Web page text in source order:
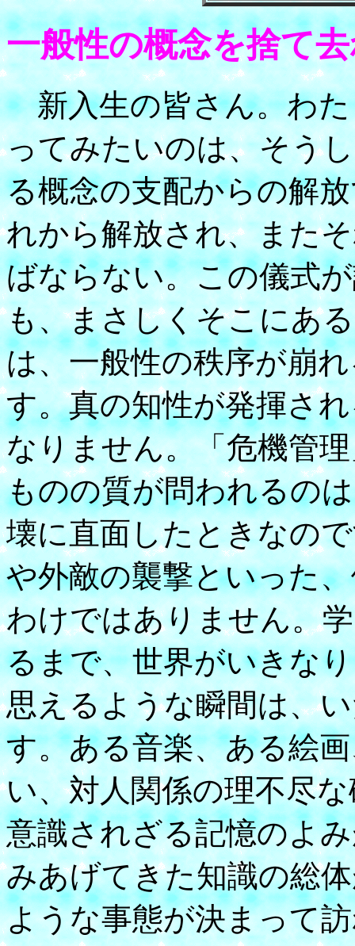
一般性の概念を捨て
新入生の皆さん。わた
ってみたいのは、そう
る概念の支配からの解
れから解放され、また
ばならない。この儀式
も、まさしくそこにあ
は、一般性の秩序が崩
す。真の知性が発揮さ
なりません。「危機管
ものの質が問われるの
壊に直面したときなの
や外敵の襲撃といった
わけではありません。
るまで、世界がいきな
思えるような瞬間は、
す。ある音楽、ある絵
い、対人関係の理不尽
意識されざる記憶のよ
みあげてきた知識の総
ような事態が決まって